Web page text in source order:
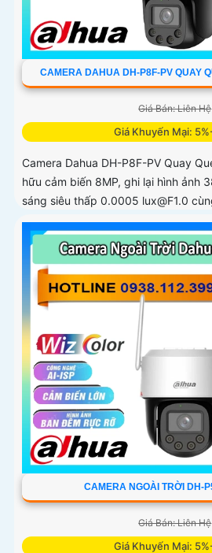
CAMERA DAHUA DH-P8F-PV QUAY
Giá Bán: Liên Hệ
Giá Khuyến Mại:
Camera Dahua DH-P8F-PV Quay
hữu cảm biến 8MP, ghi lại hình ảnh
sáng siêu thấp 0.0005 lux@F1.0
cảm biến lớn...
CAMERA NGOÀI TRỜI DH-
Giá Bán: Liên Hệ
Giá Khuyến Mại: